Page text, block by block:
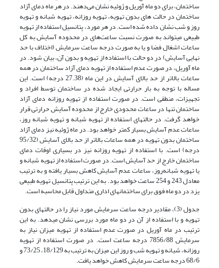
ساختمان، برای دو ماه آوریل و ژوئیه نشان می‌دهند. در هر ماه دمای آزاد
ساختمان در حالت های بدون تهویه، تهویه روزانه، تهویه شبانه و تهویه
روز و شب نشان داده شده است. در هر مورد، پتانسیل استفاده از تهویه
طبیعی می­تواند به صورت نسبت ساعت‌های در محدوده آسایش به کل
ساعات اشغال فضا و یا به صورت درجه ساعت سرمایش (اختلاف با حد
نهایی آسایش) در دو حالت با استفاده از تهویه و بدون آن، بیان شود. در
ماه آوریل، در صورت عدم استفاده از تهویه دمای آزاد ساختمان در همه
ساعات بالاتر از حد بالای آسایش در این ماه (27.38 درجه) است. این
مساله با توجه به بار حرارتی ایجاد شده در ساختمان توسط افراد و
تجهیزات، منطقی است. در صورت استفاده از تهویه روزانه دمای آزاد
ساختمان تنها در ساعات محدودی خارج از محدوده آسایش حرارتی قرار
خواهد گرفت. در حالت­های استفاده از تهویه شبانه و تهویه شبانه روز،
ساعات عدم آسایش بسیار کمتر خواهد بود. در ماه ژوئیه نیز دمای آزاد
ساختمان بدون تهویه در همه ساعات بالاتر از حد بالای آسایش (95/32
درجه) است. با استفاده از تهویه روزانه نیز در بسیاری اوقات دمای
ساختمان خارج از حد آسایش است. در صورت استفاده از تهویه شبانه و
یا تهویه شبانه‌روز، ساعات عدم آسایش کاهش بسیار یافته و به ترتیب
معادل 243 و 254 ساعت خواهد بود. به این ترتیب پتانسیل تهویه طبیعی
یزد در دو ماه فوق برای ساختمان­های اداری متداول قابل محاسبه است.
جدول (3)، مقادیر درجه ساعت سرمایش مورد نیاز را در حالت­های بدون
تهویه و با استفاده از آن در دو ماه مورد بررسی نشان می­دهد. به این
ترتیب در ماه آوریل در صورت عدم استفاده از تهویه میزان نیاز به
سرمایش 7856/88 درجه ساعت است. در صورت استفاده از تهویه
روزانه، شبانه و تهویه شب و روز این میزان به ترتیب به 18/129، 73/25 و
68/6 درجه ساعت سرمایش کاهش خواهد یافت.